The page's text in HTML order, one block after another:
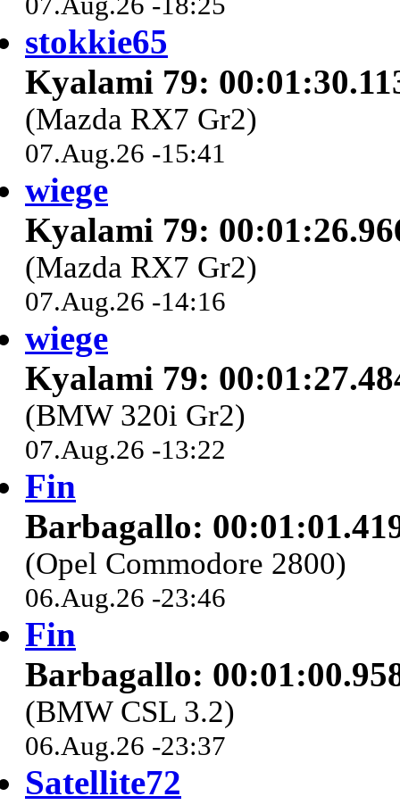
stokkie65
Kyalami 79:
(Mazda RX7 Gr2)
07.Aug.26 -15:41
wiege
Kyalami 79:
(Mazda RX7 Gr2)
07.Aug.26 -14:16
wiege
Kyalami 79:
(BMW 320i Gr2)
07.Aug.26 -13:22
Fin
Barbagallo:
(Opel Commodore 2800)
06.Aug.26 -23:46
Fin
Barbagallo:
(BMW CSL 3.2)
06.Aug.26 -23:37
Satellite72